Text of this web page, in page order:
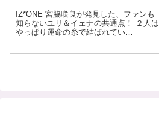
IZ*ONE 宮脇咲良が発見した、ファンも
知らないユリ＆イェナの共通点！ ２人は
やっぱり運命の糸で結ばれてい